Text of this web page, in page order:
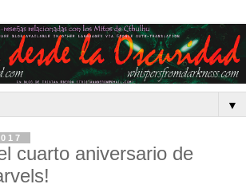
▼
cuarto aniversario de